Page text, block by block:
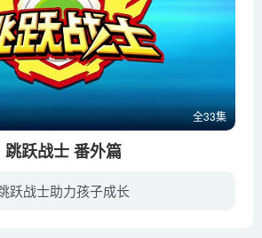
全33集
跳跃战士 番外篇
跃战士助力孩子成长